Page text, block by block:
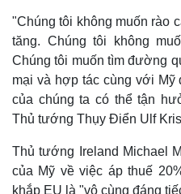
"Chúng tôi không muốn rào
tăng. Chúng tôi không
Chúng tôi muốn tìm đường
mại và hợp tác cùng với
của chúng ta có thể tận
Thủ tướng Thụy Điển Ulf
Thủ tướng Ireland Michael
của Mỹ về việc áp thuế
khắp EU là "vô cùng đáng